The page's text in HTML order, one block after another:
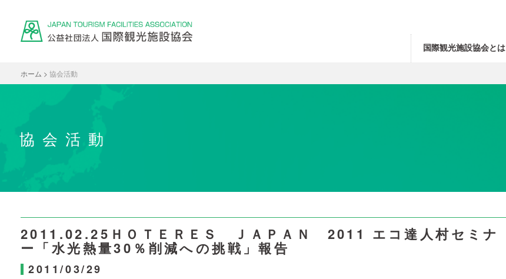
国際観光施設協会とは
ホーム > 協会活動
協会活動
2011.02.25ＨＯＴＥＲＥＳ ＪＡＰＡＮ 2011 エコ達人村セミナ
ー「水光熱量30％削減への挑戦」報告
2011/03/29